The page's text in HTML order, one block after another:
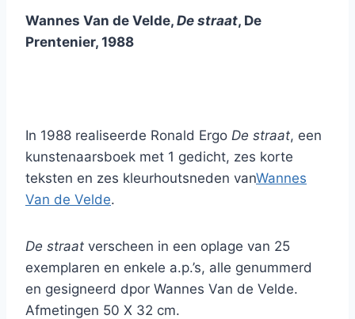
Wannes Van de Velde, De straat, De
Prentenier, 1988
In 1988 realiseerde Ronald Ergo De straat, een
kunstenaarsboek met 1 gedicht, zes korte
teksten en zes kleurhoutsneden vanWannes
Van de Velde.
De straat verscheen in een oplage van 25
exemplaren en enkele a.p.’s, alle genummerd
en gesigneerd dpor Wannes Van de Velde.
Afmetingen 50 X 32 cm.